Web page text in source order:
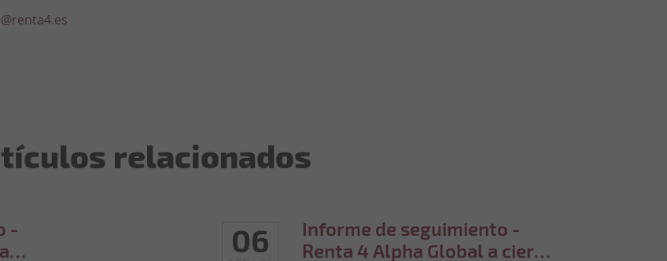
relacionados
-
06
Informe de seguimiento -
Renta 4 Alpha Global a cierre